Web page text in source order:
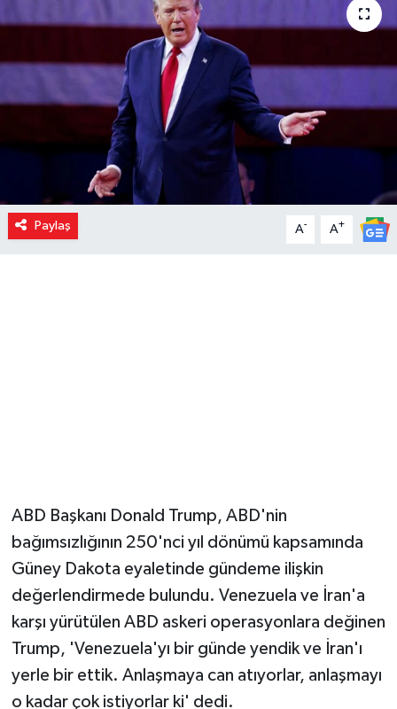
Paylaş A- A+
ABD Başkanı Donald Trump, ABD'nin
bağımsızlığının 250'nci yıl dönümü kapsamında
Güney Dakota eyaletinde gündeme ilişkin
değerlendirmede bulundu. Venezuela ve İran'a
karşı yürütülen ABD askeri operasyonlara değinen
Trump, 'Venezuela'yı bir günde yendik ve İran'ı
yerle bir ettik. Anlaşmaya can atıyorlar, anlaşmayı
o kadar çok istiyorlar ki' dedi.